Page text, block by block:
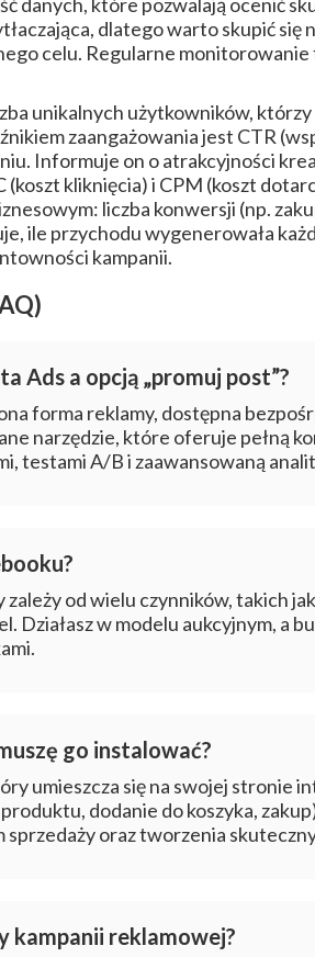
dlatego warto skupić
celu. Regularne
unikalnych użytkowników,
zaangażowania jest CTR
Informuje on o atrakcyjności
(koszt kliknięcia) i CPM (koszt
liczba konwersji (np.
ile przychodu wygenerowała
kampanii.
Ads a opcją „promuj post”?
forma reklamy, dostępna
narzędzie, które oferuje pełną
testami A/B i zaawansowaną
zależy od wielu czynników, takich
Działasz w modelu aukcyjnym, a
go instalować?
umieszcza się na swojej stronie
dodanie do koszyka,
sprzedaży oraz tworzenia
kampanii reklamowej?